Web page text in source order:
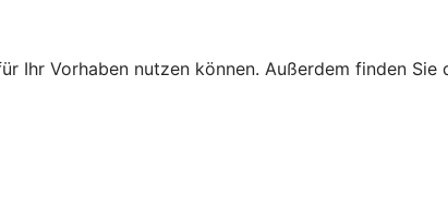
Ihr Vorhaben nutzen können. Außerdem finden